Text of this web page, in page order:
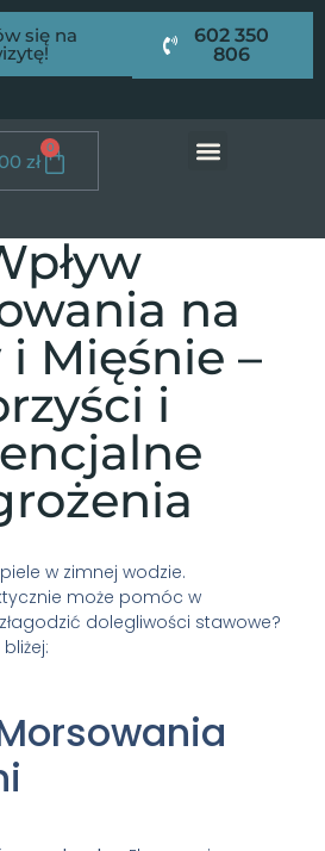
się na
602 350
806
zł
0
na
Mięśnie –
i
w zimnej wodzie.
może pomóc w
dolegliwości stawowe?